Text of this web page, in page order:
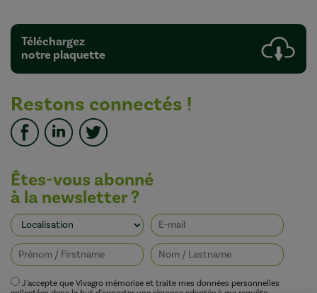
Téléchargez
notre plaquette
Restons connectés !
Êtes-vous abonné
à la newsletter ?
J'accepte que Vivagro mémorise et traite mes données personnelles